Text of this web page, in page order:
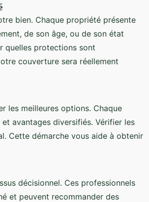
bien. Chaque propriété présente
de son âge, ou de son état
quelles protections sont
couverture sera réellement
les meilleures options. Chaque
avantages diversifiés. Vérifier les
Cette démarche vous aide à obtenir
décisionnel. Ces professionnels
et peuvent recommander des